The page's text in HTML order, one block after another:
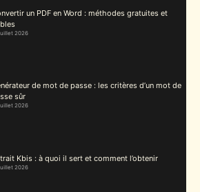
un PDF en Word : méthodes gratuites et
2026
de mot de passe : les critères d’un mot de
sûr
2026
Kbis : à quoi il sert et comment l’obtenir
2026